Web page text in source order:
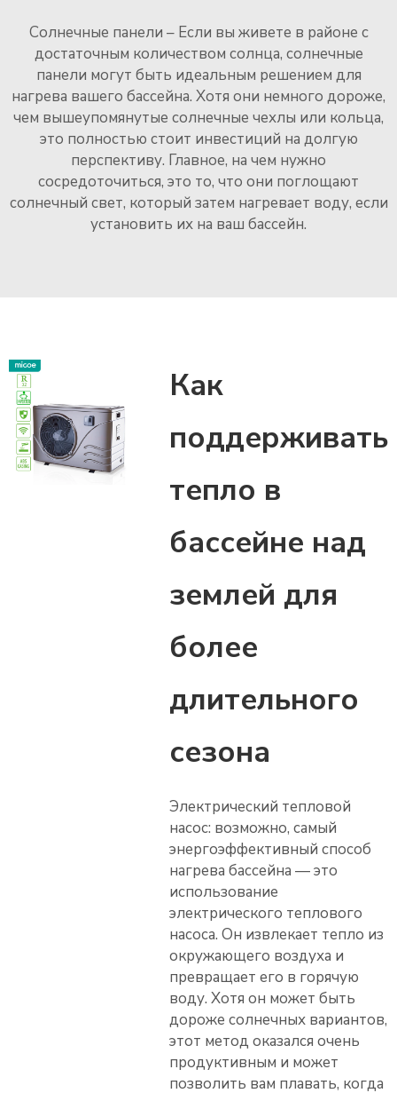
Солнечные панели – Если вы живете в районе с
достаточным количеством солнца, солнечные
панели могут быть идеальным решением для
нагрева вашего бассейна. Хотя они немного дороже,
чем вышеупомянутые солнечные чехлы или кольца,
это полностью стоит инвестиций на долгую
перспективу. Главное, на чем нужно
сосредоточиться, это то, что они поглощают
солнечный свет, который затем нагревает воду, если
установить их на ваш бассейн.
Как
поддерживать
тепло в
бассейне над
землей для
более
длительного
сезона
Электрический тепловой
насос: возможно, самый
энергоэффективный способ
нагрева бассейна — это
использование
электрического теплового
насоса. Он извлекает тепло из
окружающего воздуха и
превращает его в горячую
воду. Хотя он может быть
дороже солнечных вариантов,
этот метод оказался очень
продуктивным и может
позволить вам плавать, когда